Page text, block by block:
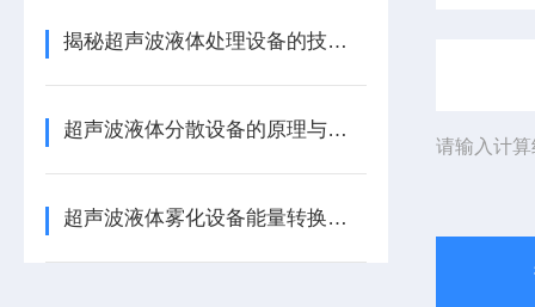
揭秘超声波液体处理设备的技术奥秘
超声波液体分散设备的原理与应用解析
超声波液体雾化设备能量转换机制 涂料分散喷涂工艺适配详解
请输入计